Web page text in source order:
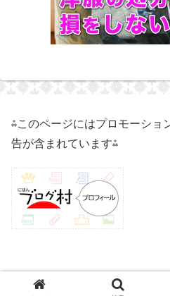
⁂このページにはプロモーショ
告が含まれています⁂
© 2021 50代独身実